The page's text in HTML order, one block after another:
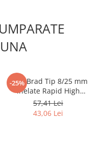
-25%
Cuie Brad Tip 8/25 mm
inelate Rapid High
Performance pentru plinte,
lambriu si mobilier, 5000
bucati 40014272
57,41 Lei
43,06 Lei